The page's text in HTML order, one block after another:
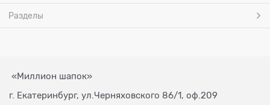
Разделы
«Миллион шапок»
г. Екатеринбург, ул.Черняховского 86/1, оф.209